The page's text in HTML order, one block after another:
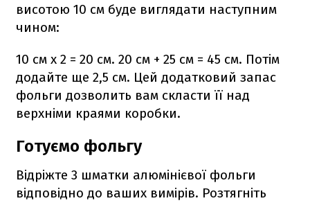
висотою 10 см буде виглядати наступним
чином:
10 см х 2 = 20 см. 20 см + 25 см = 45 см. Потім
додайте ще 2,5 см. Цей додатковий запас
фольги дозволить вам скласти її над
верхніми краями коробки.
Готуємо фольгу
Відріжте 3 шматки алюмінієвої фольги
відповідно до ваших вимірів. Розтягніть